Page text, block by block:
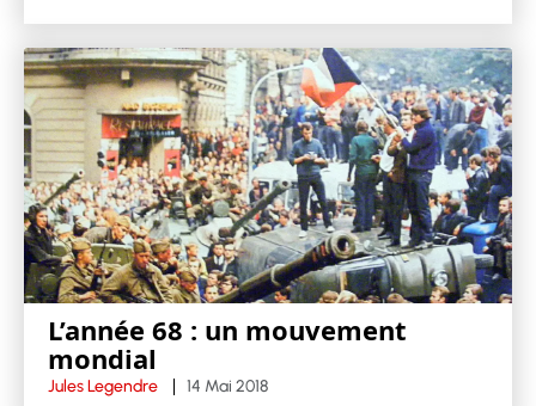
L’année 68 : un mouvement
mondial
Jules Legendre 14 Mai 2018